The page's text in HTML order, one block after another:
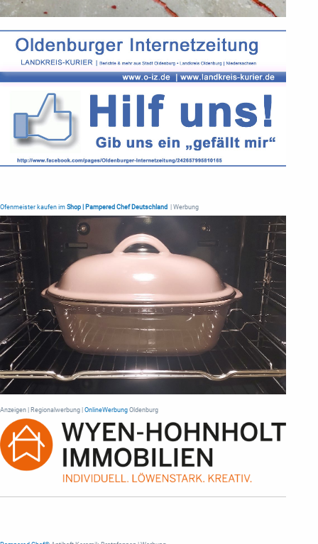
Ofenmeister kaufen im Shop | Pampered Chef Deutschland | Werbung
Anzeigen | Regionalwerbung | OnlineWerbung Oldenburg